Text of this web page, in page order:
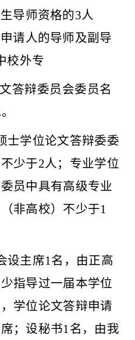
导师资格的3人
请人的导师及副导
校外专
答辩委员会委员名
士学位论文答辩委委
少于2人；专业学位
员中具有高级专业
非高校）不少于1
设主席1名，由正高
指导过一届本学位
学位论文答辩申请
；设秘书1名，由我